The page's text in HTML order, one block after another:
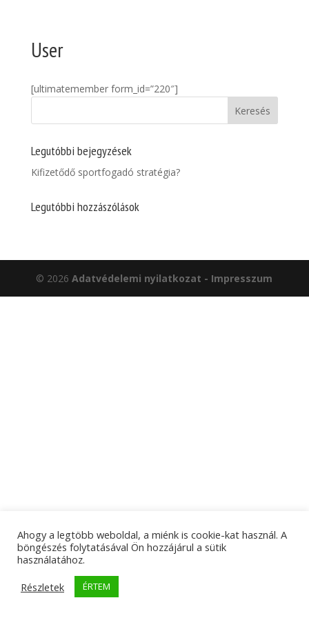
User
[ultimatemember form_id=”220″]
Legutóbbi bejegyzések
Kifizetődő sportfogadó stratégia?
Legutóbbi hozzászólások
© 2026Adatvédelemi nyilatkozat - Impresszum
Ahogy a legtöbb weboldal, a miénk is cookie-kat használ. A
böngészés folytatásával Ön hozzájárul a sütik
használatához.
Részletek
ÉRTEM